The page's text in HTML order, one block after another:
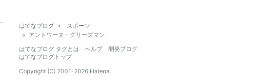
はてなブログ >
スポーツ
> アントワーヌ・グリーズマン
はてなブログ タグとは
ヘルプ
開発ブログ
はてなブログトップ
Copyright (C) 2001-2026 Hatena.